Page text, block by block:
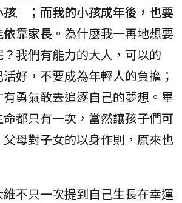
』；而我的小孩成年後，也要
靠家長。 為什麼我一再地想要
我們有能力的大人，可以的
好，不要成為年輕人的負擔；
勇氣敢去追逐自己的夢想。畢
都只有一次，當然讓孩子們可
母對子女的以身作則，原來也
不只一次提到自己生長在幸運